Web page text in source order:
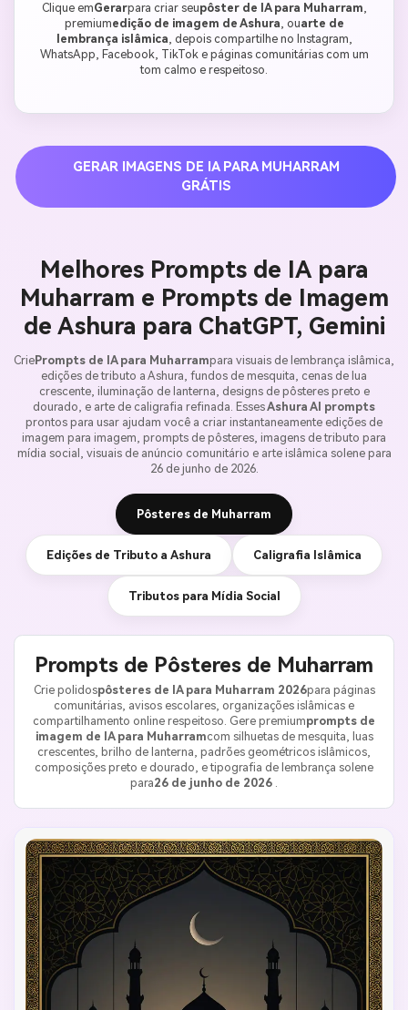
Clique emGerarpara criar seupôster de IA para Muharram,
premiumedição de imagem de Ashura, ouarte de
lembrança islâmica, depois compartilhe no Instagram,
WhatsApp, Facebook, TikTok e páginas comunitárias com um
tom calmo e respeitoso.
GERAR IMAGENS DE IA PARA MUHARRAM
GRÁTIS
Melhores Prompts de IA para
Muharram e Prompts de Imagem
de Ashura para ChatGPT, Gemini
Crie Prompts de IA para Muharrampara visuais de lembrança islâmica,
edições de tributo a Ashura, fundos de mesquita, cenas de lua
crescente, iluminação de lanterna, designs de pôsteres preto e
dourado, e arte de caligrafia refinada. EssesAshura AI prompts
prontos para usar ajudam você a criar instantaneamente edições de
imagem para imagem, prompts de pôsteres, imagens de tributo para
mídia social, visuais de anúncio comunitário e arte islâmica solene para
26 de junho de 2026.
Pôsteres de Muharram
Edições de Tributo a Ashura Caligrafia Islâmica
Tributos para Mídia Social
Prompts de Pôsteres de Muharram
Crie polidospôsteres de IA para Muharram 2026para páginas
comunitárias, avisos escolares, organizações islâmicas e
compartilhamento online respeitoso. Gere premiumprompts de
imagem de IA para Muharramcom silhuetas de mesquita, luas
crescentes, brilho de lanterna, padrões geométricos islâmicos,
composições preto e dourado, e tipografia de lembrança solene
para26 de junho de 2026 .